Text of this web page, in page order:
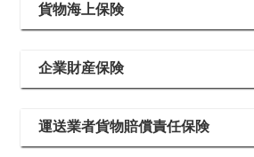
貨物海上保険
企業財産保険
運送業者貨物賠償責任保険